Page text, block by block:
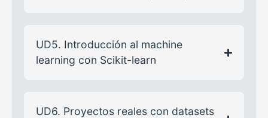
UD5. Introducción al machine
learning con Scikit-learn
UD6. Proyectos reales con datasets